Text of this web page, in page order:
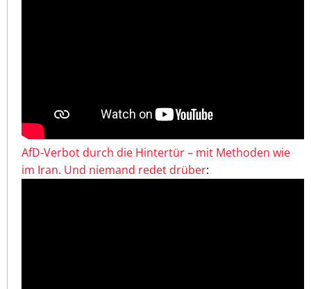
AfD-Verbot durch die Hintertür – mit Methoden wie
im Iran. Und niemand redet drüber: